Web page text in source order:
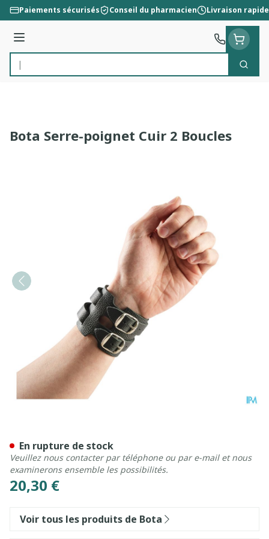
Aller au contenu
Paiements sécurisés Conseil du pharmacien Livraison rapide
Menu
Rechercher
Bota Serre-poignet Cuir 2 Boucles
20,30 €
En rupture de stock
Veuillez nous contacter par téléphone ou par e-mail et nous
examinerons ensemble les possibilités.
Voir tous les produits de Bota